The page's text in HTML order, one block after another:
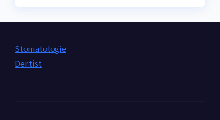
Stomatologie
Dentist